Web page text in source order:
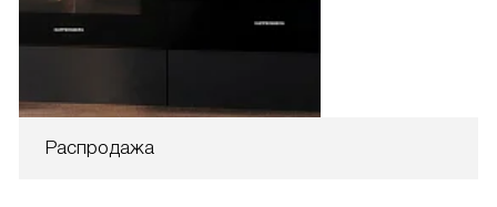
Распродажа